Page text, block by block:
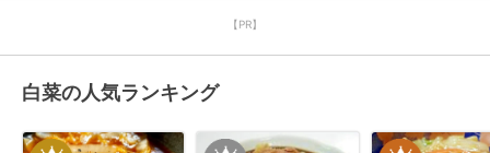
【PR】
白菜の人気ランキング